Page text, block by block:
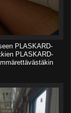
PLASKARD-
PLASKARD-